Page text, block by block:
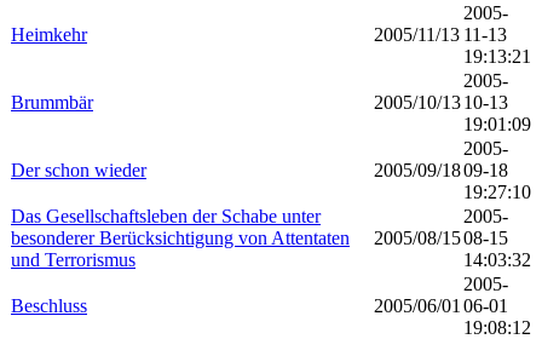
Heimkehr 2005/11/13
2005-
11-13
19:13:21
Brummbär 2005/10/13
2005-
10-13
19:01:09
Der schon wieder 2005/09/18
2005-
09-18
19:27:10
Das Gesellschaftsleben der Schabe unter
besonderer Berücksichtigung von Attentaten
und Terrorismus
2005/08/15
2005-
08-15
14:03:32
Beschluss 2005/06/01
2005-
06-01
19:08:12